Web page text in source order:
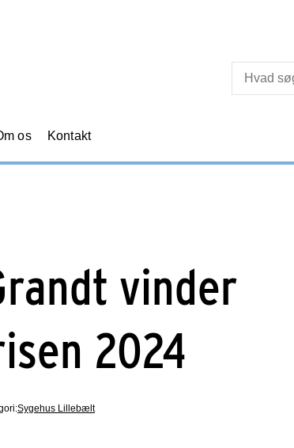
os Kontakt
vinder
2024
Sygehus Lillebælt